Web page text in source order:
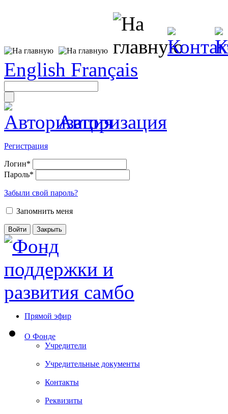
English Français
Авторизация
Регистрация
Логин*
Пароль*
Забыли свой пароль?
Запомнить меня
Прямой эфир
О Фонде
Учредители
Учредительные документы
Контакты
Реквизиты